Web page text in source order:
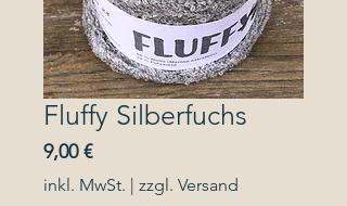
Fluffy Silberfuchs
9,00 €Preis
inkl. MwSt. | zzgl. Versand